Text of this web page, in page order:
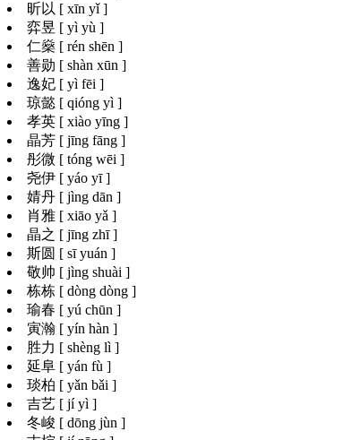
昕以 [ xīn yǐ ]
弈昱 [ yì yù ]
仁燊 [ rén shēn ]
善勋 [ shàn xūn ]
逸妃 [ yì fēi ]
琼懿 [ qióng yì ]
孝英 [ xiào yīng ]
晶芳 [ jīng fāng ]
彤微 [ tóng wēi ]
尧伊 [ yáo yī ]
婧丹 [ jìng dān ]
肖雅 [ xiāo yǎ ]
晶之 [ jīng zhī ]
斯圆 [ sī yuán ]
敬帅 [ jìng shuài ]
栋栋 [ dòng dòng ]
瑜春 [ yú chūn ]
寅瀚 [ yín hàn ]
胜力 [ shèng lì ]
延阜 [ yán fù ]
琰柏 [ yǎn bǎi ]
吉艺 [ jí yì ]
冬峻 [ dōng jùn ]